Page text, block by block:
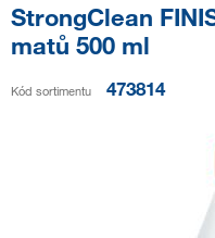
StrongClean
matů 500 ml
Kód sortimentu 473814